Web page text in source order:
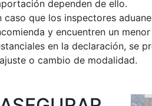
dependen de ello.
caso que los inspectores
y encuentren un
en la declaración, se
o cambio de modalidad.